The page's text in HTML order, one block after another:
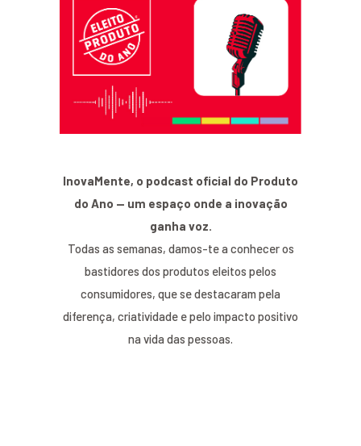
InovaMente, o podcast oficial do Produto
do Ano — um espaço onde a inovação
ganha voz.
Todas as semanas, damos-te a conhecer os
bastidores dos produtos eleitos pelos
consumidores, que se destacaram pela
diferença, criatividade e pelo impacto positivo
na vida das pessoas.